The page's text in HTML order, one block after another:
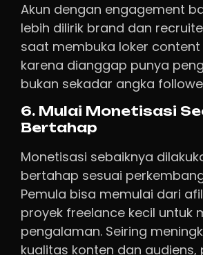
Akun dengan engagement
lebih dilirik brand dan
saat membuka loker
karena dianggap punya
bukan sekadar angka
6. Mulai Monetisasi
Bertahap
Monetisasi sebaiknya
bertahap sesuai
Pemula bisa memulai dari
proyek freelance kecil untuk
pengalaman. Seiring
kualitas konten dan audiens,